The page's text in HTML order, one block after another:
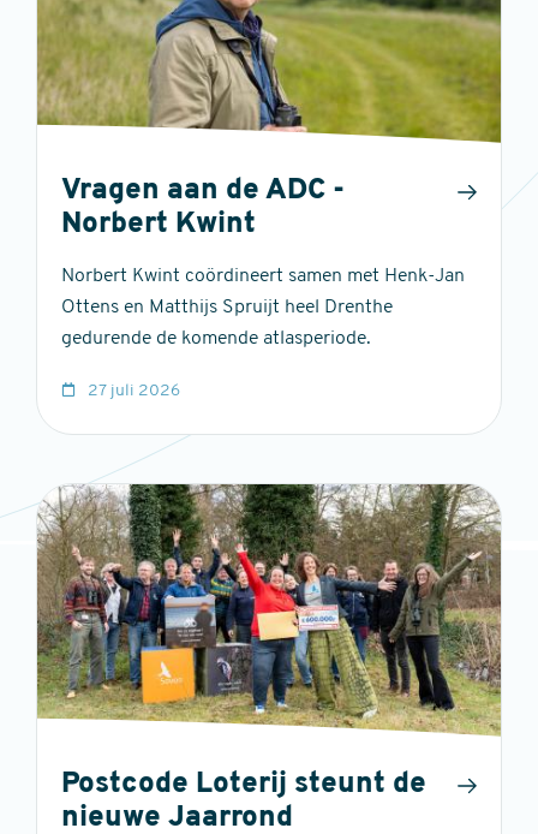
Vragen aan de ADC -
Norbert Kwint
Norbert Kwint coördineert samen met Henk-Jan
Ottens en Matthijs Spruijt heel Drenthe
gedurende de komende atlasperiode.
27 juli 2026
Postcode Loterij steunt de
nieuwe Jaarrond